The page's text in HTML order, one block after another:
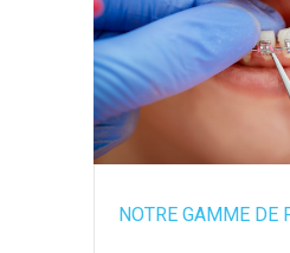
NOTRE GAMME DE